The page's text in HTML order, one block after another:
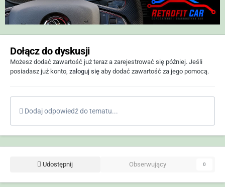
Dołącz do dyskusji
Możesz dodać zawartość już teraz a zarejestrować się później. Jeśli
posiadasz już konto, zaloguj się aby dodać zawartość za jego pomocą.
Dodaj odpowiedź do tematu...
Udostępnij Obserwujący 0